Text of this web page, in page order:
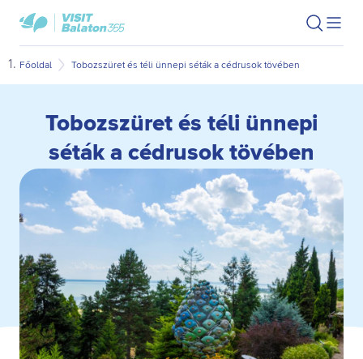
Ugrás
fő
Ugrás
oldal
VisitBalaton365
kezdőlap
Keresés
Főoldal Tobozszüret és téli ünnepi séták a cédrusok tövében
Tobozszüret és téli ünnepi
séták a cédrusok tövében